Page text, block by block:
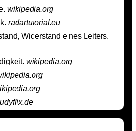
wikipedia.org
radartutorial.eu
Widerstand eines Leiters.
wikipedia.org